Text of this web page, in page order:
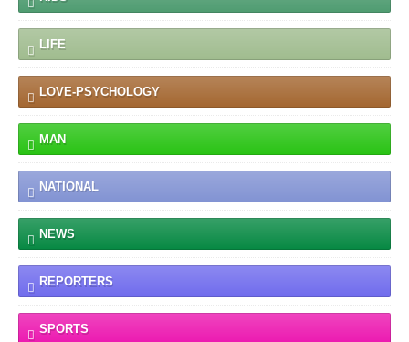
LIFE
LOVE-PSYCHOLOGY
MAN
NATIONAL
NEWS
REPORTERS
SPORTS